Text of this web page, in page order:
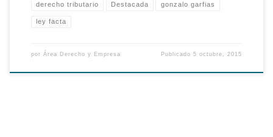
derecho tributario Destacada gonzalo garfias
ley facta
por Área Derecho y Empresa Publicado5 octubre, 2015